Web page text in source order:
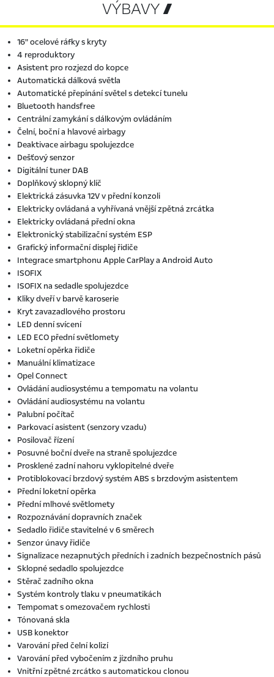
VÝBAVY 
16" ocelové ráfky s kryty
4 reproduktory
Asistent pro rozjezd do kopce
Automatická dálková světla
Automatické přepínání světel s detekcí tunelu
Bluetooth handsfree
Centrální zamykání s dálkovým ovládáním
Čelní, boční a hlavové airbagy
Deaktivace airbagu spolujezdce
Dešťový senzor
Digitální tuner DAB
Doplňkový sklopný klíč
Elektrická zásuvka 12V v přední konzoli
Elektricky ovládaná a vyhřívaná vnější zpětná zrcátka
Elektricky ovládaná přední okna
Elektronický stabilizační systém ESP
Grafický informační displej řidiče
Integrace smartphonu Apple CarPlay a Android Auto
ISOFIX
ISOFIX na sedadle spolujezdce
Kliky dveří v barvě karoserie
Kryt zavazadlového prostoru
LED denní svícení
LED ECO přední světlomety
Loketní opěrka řidiče
Manuální klimatizace
Opel Connect
Ovládání audiosystému a tempomatu na volantu
Ovládání audiosystému na volantu
Palubní počítač
Parkovací asistent (senzory vzadu)
Posilovač řízení
Posuvné boční dveře na straně spolujezdce
Prosklené zadní nahoru vyklopitelné dveře
Protiblokovací brzdový systém ABS s brzdovým asistentem
Přední loketní opěrka
Přední mlhové světlomety
Rozpoznávání dopravních značek
Sedadlo řidiče stavitelné v 6 směrech
Senzor únavy řidiče
Signalizace nezapnutých předních i zadních bezpečnostních pásů
Sklopné sedadlo spolujezdce
Stěrač zadního okna
Systém kontroly tlaku v pneumatikách
Tempomat s omezovačem rychlosti
Tónovaná skla
USB konektor
Varování před čelní kolizí
Varování před vybočením z jízdního pruhu
Vnitřní zpětné zrcátko s automatickou clonou